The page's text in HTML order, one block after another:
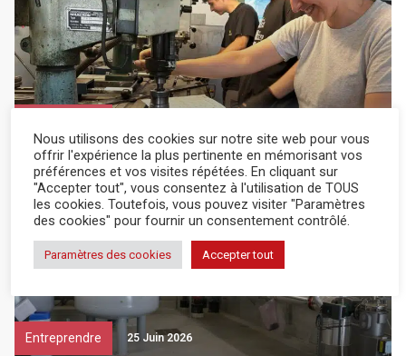
Pour ensacher efficacement
Entreprendre 25 Juin 2026
Nous utilisons des cookies sur notre site web pour vous
offrir l'expérience la plus pertinente en mémorisant vos
préférences et vos visites répétées. En cliquant sur
"Accepter tout", vous consentez à l'utilisation de TOUS
les cookies. Toutefois, vous pouvez visiter "Paramètres
des cookies" pour fournir un consentement contrôlé.
Paramètres des cookies Accepter tout